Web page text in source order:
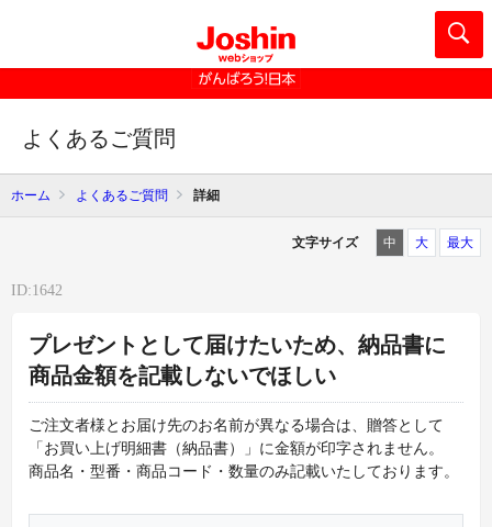
よくあるご質問
ホーム よくあるご質問 詳細
文字サイズ 中 大 最大
ID:1642
プレゼントとして届けたいため、納品書に
商品金額を記載しないでほしい
ご注文者様とお届け先のお名前が異なる場合は、贈答として
「お買い上げ明細書（納品書）」に金額が印字されません。
商品名・型番・商品コード・数量のみ記載いたしております。